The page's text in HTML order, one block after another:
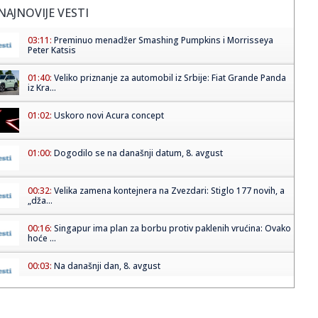
VESTI
03:11: Preminuo menadžer Smashing Pumpkins i Morrisseya
Peter Katsis
01:40: Veliko priznanje za automobil iz Srbije: Fiat Grande Panda
iz Kra...
01:02: Uskoro novi Acura concept
01:00: Dogodilo se na današnji datum, 8. avgust
00:32: Velika zamena kontejnera na Zvezdari: Stiglo 177 novih, a
„dža...
00:16: Singapur ima plan za borbu protiv paklenih vrućina: Ovako
hoće ...
00:03: Na današnji dan, 8. avgust